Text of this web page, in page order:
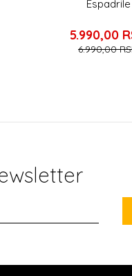
Espadrile
5.990,00
6.990,00